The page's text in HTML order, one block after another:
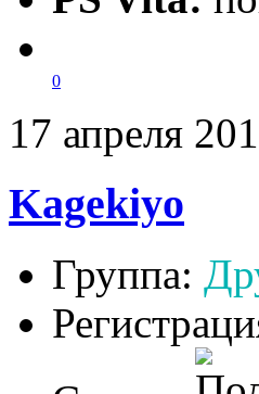
0
17 апреля
Kagekiyo
Группа: